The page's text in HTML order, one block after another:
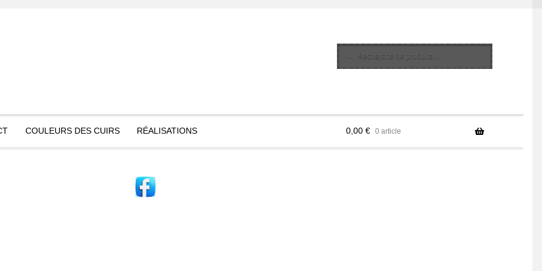
Recherche
Recherche
COULEURS DES CUIRS RÉALISATIONS 0,00 € 0 article